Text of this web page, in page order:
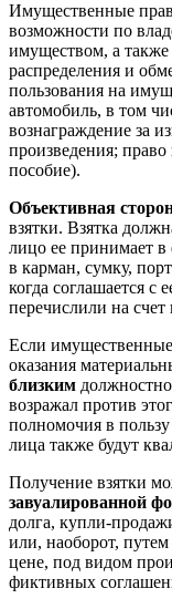
Имущественные
возможности по
имуществом, а также
распределения и
пользования на
автомобиль, в том
вознаграждение за
произведения;
пособие).
Объективная
взятки. Взятка
лицо ее принимает в
в карман, сумку,
когда соглашается с
перечислили на счет
Если
оказания
близким
возражал против
полномочия в пользу
лица также будут
Получение взятки
завуалированной
долга, купли-
или, наоборот,
цене, под видом
фиктивных